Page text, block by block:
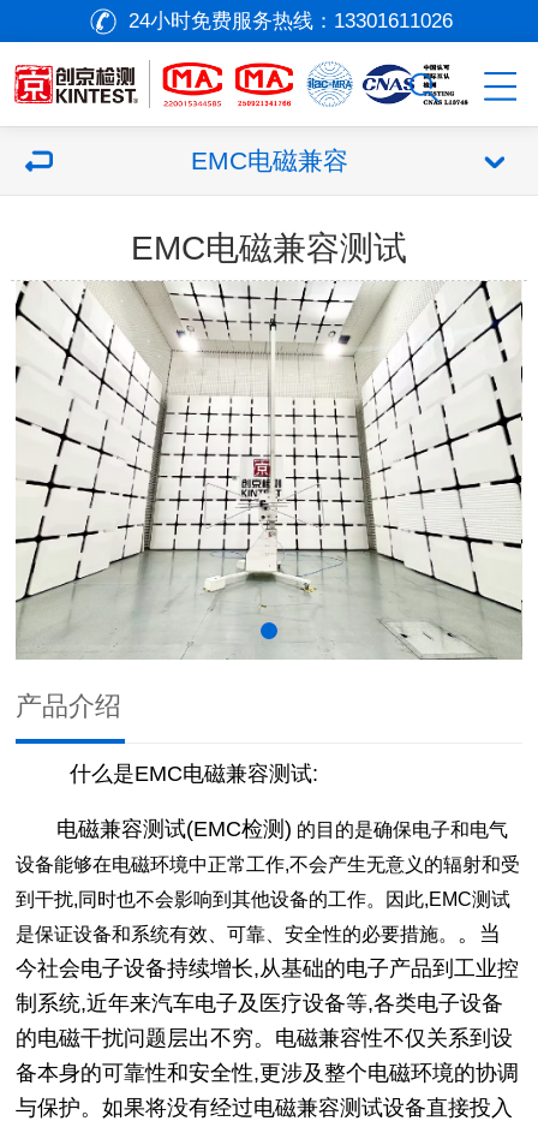
24小时免费服务热线： 13301611026
EMC电磁兼容
EMC电磁兼容测试
产品介绍
什么是EMC电磁兼容测试:
电磁兼容测试(EMC检测) 的目的是确保电子和电气
设备能够在电磁环境中正常工作,不会产生无意义的辐射和受
到干扰,同时也不会影响到其他设备的工作。因此,EMC测试
是保证设备和系统有效、可靠、安全性的必要措施。 。当
今社会电子设备持续增长,从基础的电子产品到工业控
制系统,近年来汽车电子及医疗设备等,各类电子设备
的电磁干扰问题层出不穷。电磁兼容性不仅关系到设
备本身的可靠性和安全性,更涉及整个电磁环境的协调
与保护。如果将没有经过电磁兼容测试设备直接投入